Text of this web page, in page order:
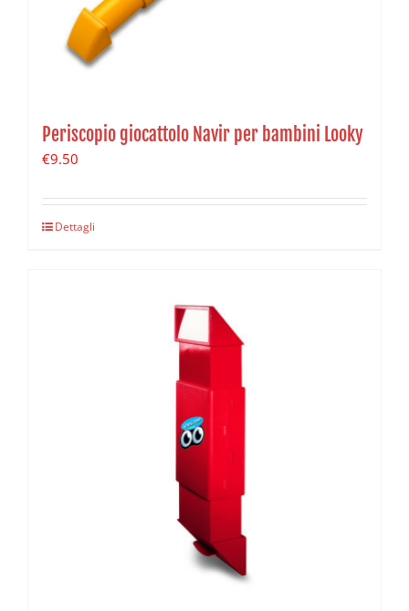
Periscopio giocattolo Navir per bambini Looky
€9.50
Dettagli